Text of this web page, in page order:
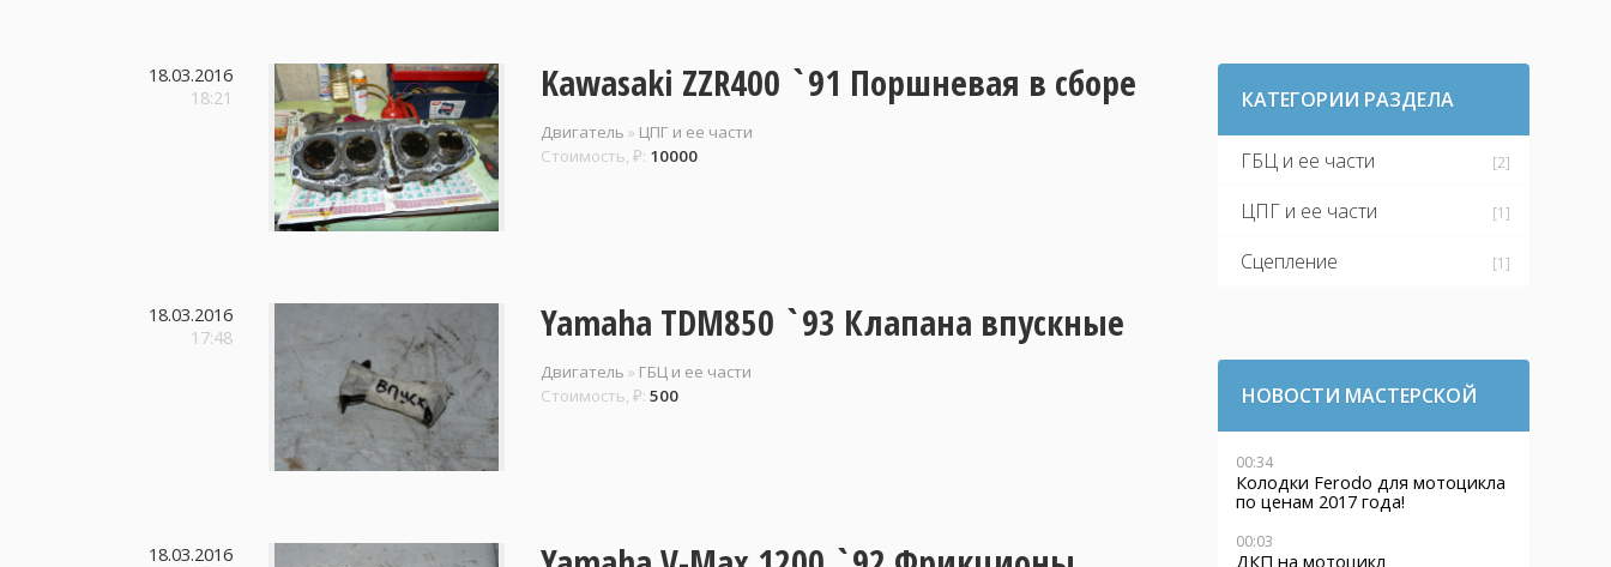
18.03.2016
18:21
Kawasaki ZZR400 `91 Поршневая в сборе
Двигатель » ЦПГ и ее части
Стоимость, ₽: 10000
18.03.2016
17:48
Yamaha TDM850 `93 Клапана впускные
Двигатель » ГБЦ и ее части
Стоимость, ₽:500
18.03.2016
КАТЕГОРИИ РАЗДЕЛА
ГБЦ и ее части [2]
ЦПГ и ее части [1]
Сцепление [1]
НОВОСТИ МАСТЕРСКОЙ
00:34
Колодки Ferodo для мотоцикла
по ценам 2017 года!
00:03
ДКП на мотоцикл